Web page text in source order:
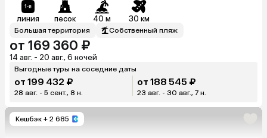
линия песок 40 м 30 км
Большая территория Собственный пляж
от 169 360 ₽
14 авг. - 20 авг., 6 ночей
Выгодные туры на соседние даты
от 199 432 ₽
28 авг. - 5 сент., 8 н.
от 188 545 ₽
23 авг. - 30 авг., 7 н.
Кешбэк + 2 685